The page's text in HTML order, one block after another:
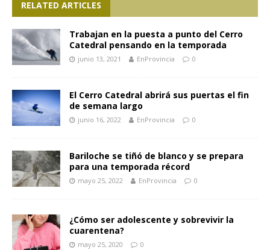
RELATED ARTICLES
Trabajan en la puesta a punto del Cerro
Catedral pensando en la temporada
junio 13, 2021 EnProvincia 0
El Cerro Catedral abrirá sus puertas el fin
de semana largo
junio 16, 2022 EnProvincia 0
Bariloche se tiñó de blanco y se prepara
para una temporada récord
mayo 25, 2022 EnProvincia 0
¿Cómo ser adolescente y sobrevivir la
cuarentena?
mayo 25, 2020 0